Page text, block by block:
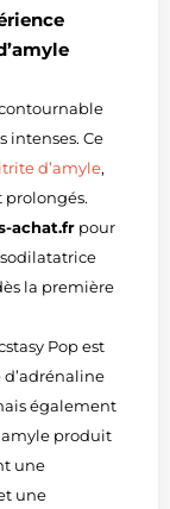
intenses. Ce
d’amyle,
prolongés.
achat.fr pour
la première
Pop est
également
produit
une
une